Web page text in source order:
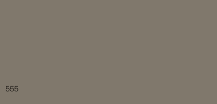
555